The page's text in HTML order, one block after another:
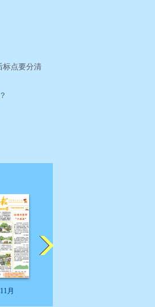
标点要分清
？
月